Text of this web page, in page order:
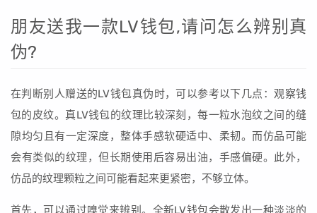
朋友送我一款LV钱包,请问怎么辨别真
伪?
在判断别人赠送的LV钱包真伪时，可以参考以下几点：观察钱
包的皮纹。真LV钱包的纹理比较深刻，每一粒水泡纹之间的缝
隙均匀且有一定深度，整体手感软硬适中、柔韧。而仿品可能
会有类似的纹理，但长期使用后容易出油，手感偏硬。此外，
仿品的纹理颗粒之间可能看起来更紧密，不够立体。
首先，可以通过嗅觉来辨别。全新LV钱包会散发出一种淡淡的